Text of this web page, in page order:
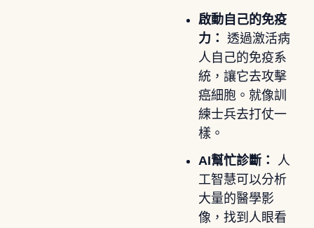
啟動自己的免疫
力： 透過激活病
人自己的免疫系
統，讓它去攻擊
癌細胞。就像訓
練士兵去打仗一
樣。
AI幫忙診斷：
人
工智慧可以分析
大量的醫學影
像，找到人眼看